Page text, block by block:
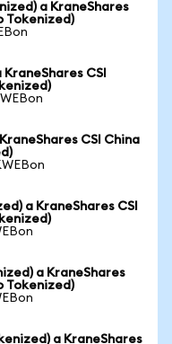
a KraneShares
Tokenized)
CSI
CSI China
a KraneShares CSI
a KraneShares
Tokenized)
a KraneShares